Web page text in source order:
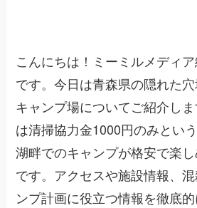
こんにちは！ミーミルメディ
です。今日は青森県の隠れた
キャンプ場についてご紹介し
は清掃協力金1000円のみとい
湖畔でのキャンプが格安で楽
です。アクセスや施設情報、
ンプ計画に役立つ情報を徹底